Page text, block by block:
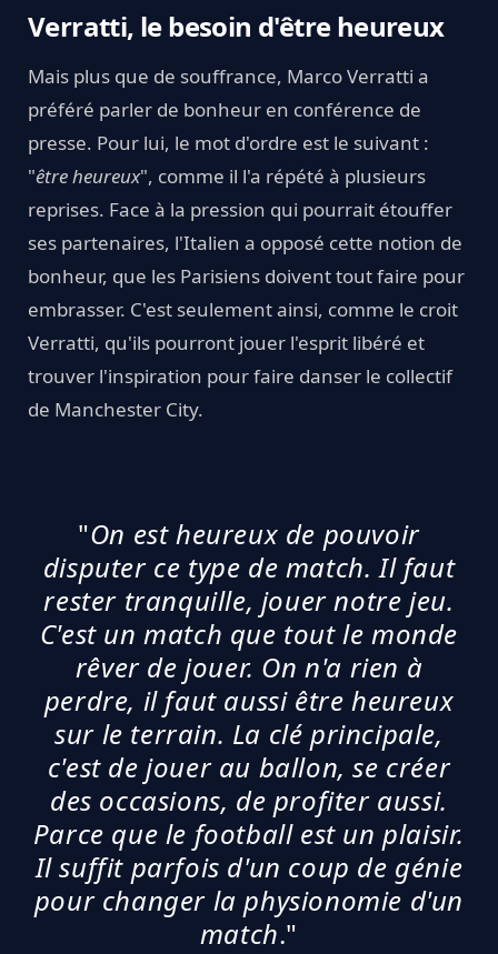
Verratti, le besoin d'être heureux
Mais plus que de souffrance, Marco Verratti a
préféré parler de bonheur en conférence de
presse. Pour lui, le mot d'ordre est le suivant :
"êtreheureux", comme il l'a répété à plusieurs
reprises. Face à la pression qui pourrait étouffer
ses partenaires, l'Italien a opposé cette notion de
bonheur, que les Parisiens doivent tout faire pour
embrasser. C'est seulement ainsi, comme le croit
Verratti, qu'ils pourront jouer l'esprit libéré et
trouver l'inspiration pour faire danser le collectif
de Manchester City.
"On est heureux de pouvoir
disputer ce type de match. Il faut
rester tranquille, jouer notre jeu.
C'est un match que tout le monde
rêver de jouer. On n'a rien à
perdre, il faut aussi être heureux
sur le terrain. La clé principale,
c'est de jouer au ballon, se créer
des occasions, de profiter aussi.
Parce que le football est un plaisir.
Il suffit parfois d'un coup de génie
pour changer la physionomie d'un
match."